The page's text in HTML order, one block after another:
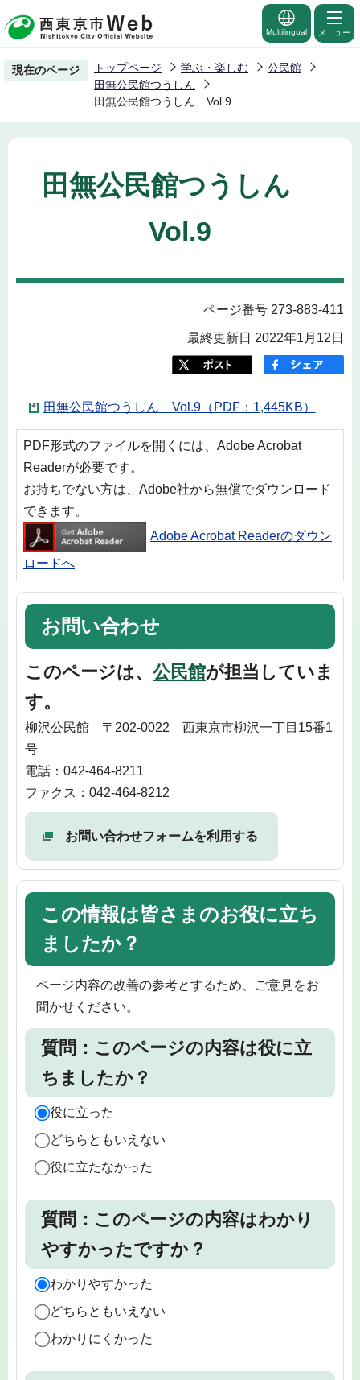
の
ー
の
先
Multilingual メニュー
現在のページ トップページ 学ぶ・楽しむ
公民館
田無公民館つうしん
田無公民館つうしん Vol.9
田無公民館つうしん
Vol.9
ページ番号 273-883-411
最終更新日 2022年1月12日
田無公民館つうしん Vol.9（PDF：1,445KB）
PDF形式のファイルを開くには、Adobe Acrobat
Readerが必要です。
お持ちでない方は、Adobe社から無償でダウンロード
できます。
Adobe Acrobat Readerのダウン
ロードへ
お問い合わせ
このページは、 公民館が担当していま
す。
柳沢公民館 〒202-0022 西東京市柳沢一丁目15番1
号
電話：042-464-8211
ファクス：042-464-8212
お問い合わせフォームを利用する
この情報は皆さまのお役に立ち
ましたか？
ページ内容の改善の参考とするため、ご意見をお
聞かせください。
質問：このページの内容は役に立
ちましたか？
役に立った
どちらともいえない
役に立たなかった
質問：このページの内容はわかり
やすかったですか？
わかりやすかった
どちらともいえない
わかりにくかった